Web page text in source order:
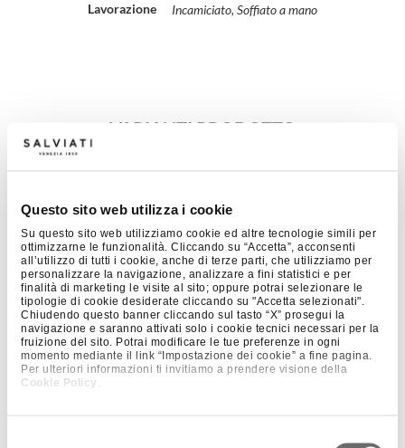
Questo sito web utilizza i cookie
Su questo sito web utilizziamo cookie ed altre tecnologie simili per
ottimizzarne le funzionalità. Cliccando su “Accetta”, acconsenti
all’utilizzo di tutti i cookie, anche di terze parti, che utilizziamo per
personalizzare la navigazione, analizzare a fini statistici e per
finalità di marketing le visite al sito; oppure potrai selezionare le
tipologie di cookie desiderate cliccando su "Accetta selezionati".
Chiudendo questo banner cliccando sul tasto “X” prosegui la
navigazione e saranno attivati solo i cookie tecnici necessari per la
fruizione del sito. Potrai modificare le tue preferenze in ogni
momento mediante il link “Impostazione dei cookie” a fine pagina.
Per ulteriori informazioni ti invitiamo a prendere visione della
Cookie Policy
Lavorazione
Incamiciato, Soffiato a mano
VARIANTI PRODOTTO